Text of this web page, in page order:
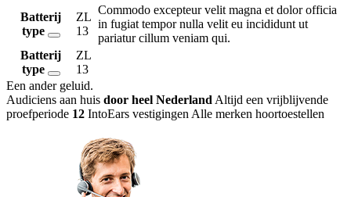
Batterij
type
ZL
13
Commodo excepteur velit magna et dolor officia
in fugiat tempor nulla velit eu incididunt ut
pariatur cillum veniam qui.
Batterij
type
ZL
13
Een ander geluid.
Audiciens aan huis door heel Nederland Altijd een vrijblijvende
proefperiode 12 IntoEars vestigingen Alle merken hoortoestellen